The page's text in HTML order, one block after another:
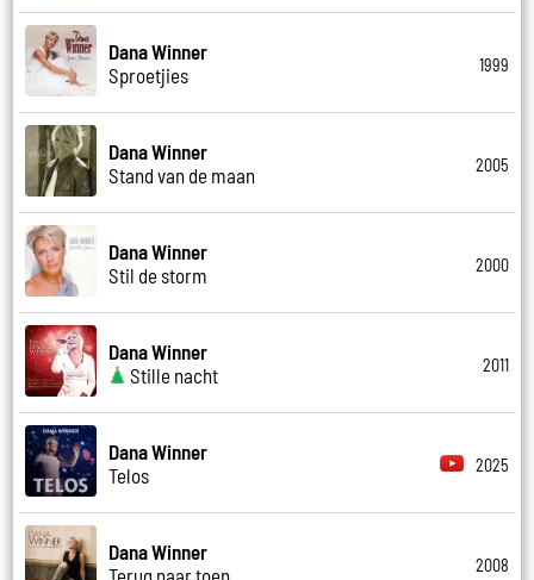
Dana Winner
Sproetjies
1999
Dana Winner
Stand van de maan
2005
Dana Winner
Stil de storm
2000
Dana Winner
Stille nacht
2011
Dana Winner
Telos
2025
Dana Winner
Terug naar toen
2008